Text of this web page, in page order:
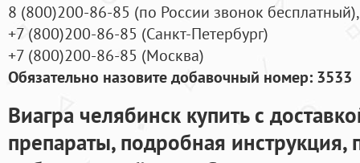
8 (800)200-86-85 (по России звонок бесплатный),
+7 (800)200-86-85 (Санкт-Петербург)
+7 (800)200-86-85 (Москва)
Обязательно назовите добавочный номер: 3533
Виагра челябинск купить с
препараты, подробная инструкция,